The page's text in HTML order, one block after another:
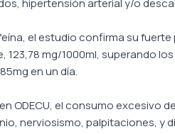
hipertensión arterial y/o
el estudio confirma su
123,78 mg/1000ml, superando
en un día.
ODECU, el consumo excesivo
nerviosismo, palpitaciones, y